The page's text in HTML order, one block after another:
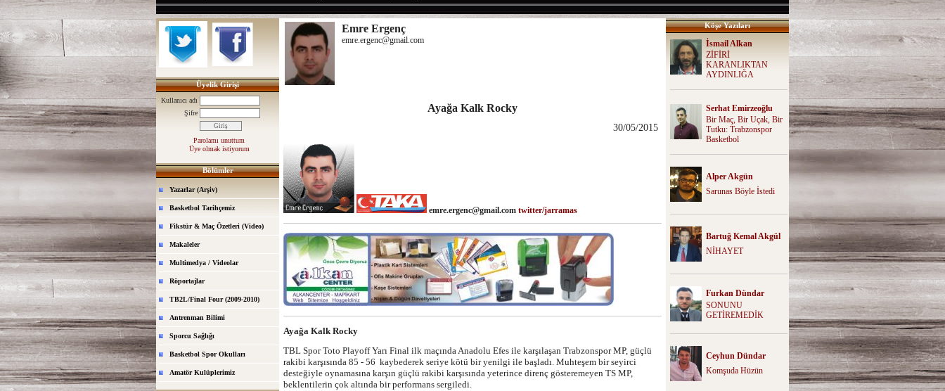
Üyelik Girişi
Kullanıcı adı
Şifre
Parolamı unuttum
Üye olmak istiyorum
Bölümler
Yazarlar (Arşiv)
Basketbol Tarihçemiz
Fikstür & Maç Özetleri (Video)
Makaleler
Multimedya / Videolar
Röportajlar
TB2L/Final Four (2009-2010)
Antrenman Bilimi
Sporcu Sağlığı
Basketbol Spor Okulları
Amatör Kulüplerimiz
Emre Ergenç
emre.ergenc@gmail.com
Ayağa Kalk Rocky
30/05/2015
emre.ergenc@gmail.com twitter/jarramas
Ayağa Kalk Rocky
TBL Spor Toto Playoff Yarı Final ilk maçında Anadolu Efes ile karşılaşan Trabzonspor MP, güçlü
rakibi karşısında 85 - 56 kaybederek seriye kötü bir yenilgi ile başladı. Muhteşem bir seyirci
desteğiyle oynamasına karşın güçlü rakibi karşısında yeterince direnç gösteremeyen TS MP,
beklentilerin çok altında bir performans sergiledi.
Köşe Yazıları
İsmail Alkan
ZİFİRİ
KARANLIKTAN
AYDINLIĞA
Serhat Emirzeoğlu
Bir Maç, Bir Uçak, Bir
Tutku: Trabzonspor
Basketbol
Alper Akgün
Sarunas Böyle İstedi
Bartuğ Kemal Akgül
NİHAYET
Furkan Dündar
SONUNU
GETİREMEDİK
Ceyhun Dündar
Komşuda Hüzün